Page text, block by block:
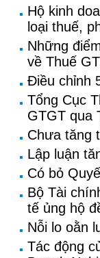
Hộ kinh
loại thuế,
Những
về Thuế
Điều chỉnh
Tổng Cục
GTGT qua
Chưa tăng
Lập luận
Có bỏ
Bộ Tài
tế ủng hộ
Nỗi lo oằn
Tác động